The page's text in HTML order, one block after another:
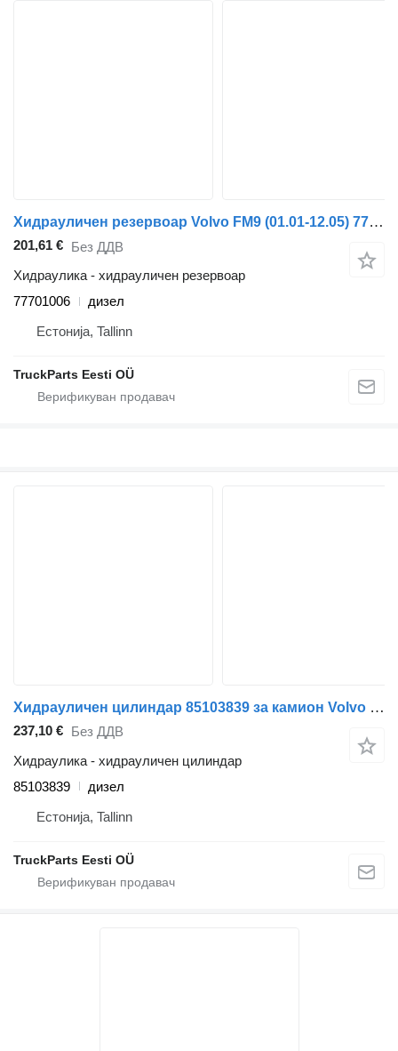
Хидрауличен резервоар Volvo FM9 (01.01-12.05) 77701006 за камион Volvo FM7-FM12, FM, FMX (1998-2014)
201,61 € Без ДДВ
Хидраулика - хидрауличен резервоар
77701006
дизел
Естонија, Tallinn
TruckParts Eesti OÜ
Хидрауличен цилиндар 85103839 за камион Volvo FM7-FM12, FM, FMX (1998-2014)
237,10 €
Без ДДВ
Хидраулика - хидрауличен цилиндар
85103839
дизел
Естонија, Tallinn
TruckParts Eesti OÜ